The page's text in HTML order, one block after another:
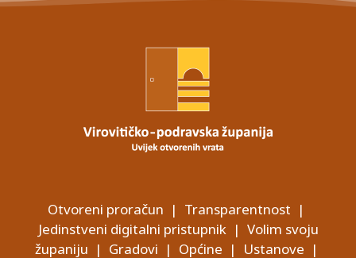
Otvoreni proračun | Transparentnost |
Jedinstveni digitalni pristupnik | Volim svoju
županiju | Gradovi | Općine | Ustanove |